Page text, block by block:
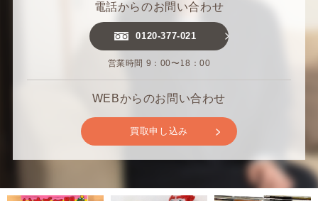
電話からのお問い合わせ
0120-377-021
営業時間 9：00〜18：00
WEBからのお問い合わせ
買取申し込み